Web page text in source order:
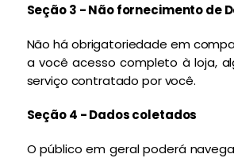
Seção 3 - Não fornecimento de
Não há obrigatoriedade em
a você acesso completo à loja,
serviço contratado por você.
Seção 4 - Dados coletados
O público em geral poderá